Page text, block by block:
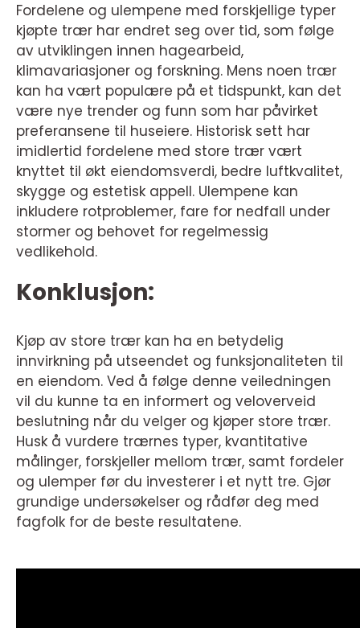
Fordelene og ulempene med forskjellige typer
kjøpte trær har endret seg over tid, som følge
av utviklingen innen hagearbeid,
klimavariasjoner og forskning. Mens noen trær
kan ha vært populære på et tidspunkt, kan det
være nye trender og funn som har påvirket
preferansene til huseiere. Historisk sett har
imidlertid fordelene med store trær vært
knyttet til økt eiendomsverdi, bedre luftkvalitet,
skygge og estetisk appell. Ulempene kan
inkludere rotproblemer, fare for nedfall under
stormer og behovet for regelmessig
vedlikehold.
Konklusjon:
Kjøp av store trær kan ha en betydelig
innvirkning på utseendet og funksjonaliteten til
en eiendom. Ved å følge denne veiledningen
vil du kunne ta en informert og veloverveid
beslutning når du velger og kjøper store trær.
Husk å vurdere trærnes typer, kvantitative
målinger, forskjeller mellom trær, samt fordeler
og ulemper før du investerer i et nytt tre. Gjør
grundige undersøkelser og rådfør deg med
fagfolk for de beste resultatene.